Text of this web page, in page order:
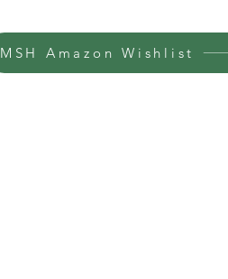
MSH Amazon Wishlist